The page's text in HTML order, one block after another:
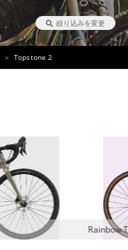
絞り込みを変更
Topstone 2
Rainbow